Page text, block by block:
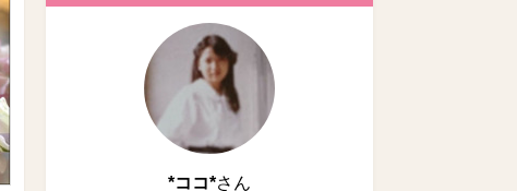
*ココ*さん